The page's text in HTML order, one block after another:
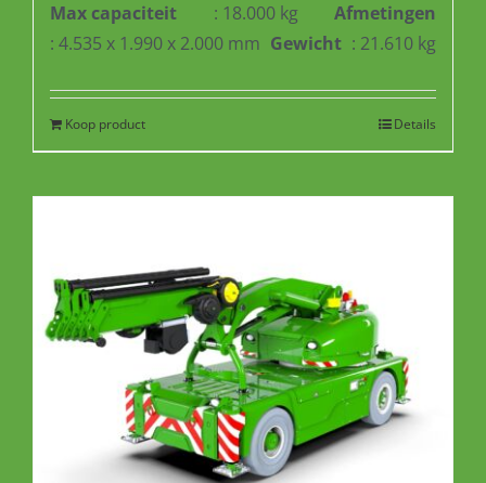
Max capaciteit : 18.000 kg
Afmetingen
: 4.535 x 1.990 x 2.000 mm Gewicht : 21.610 kg
Koop product Details